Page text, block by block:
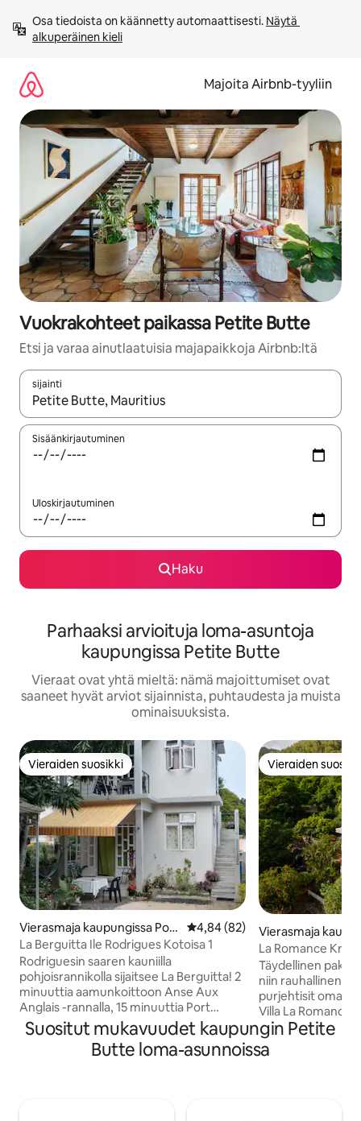
sisältö
väliin
Osa tiedoista on käännetty automaattisesti. Näytä
alkuperäinen kieli
Majoita Airbnb-tyyliin
Vuokrakohteet paikassa Petite Butte
Etsi ja varaa ainutlaatuisia majapaikkoja Airbnb:ltä
sijainti
Kun tulokset ovat saatavilla, navigoi ylös- ja alas-
Sisäänkirjautuminen
Uloskirjautuminen
Haku
Parhaaksi arvioituja loma-asuntoja
kaupungissa Petite Butte
Vieraat ovat yhtä mieltä: nämä majoittumiset ovat
saaneet hyvät arviot sijainnista, puhtaudesta ja muista
ominaisuuksista.
Vieraiden suosikki
Vieraiden suosikki
Vierasmaja kaupungissa Port
Mathurin,Anse Aux Anglais
Keskimääräinen arvio 4,84/5,
4,84 (82)
La Berguitta Ile Rodrigues Kotoisa 1
Rodriguesin saaren kauniilla
pohjoisrannikolla sijaitsee La Berguitta! 2
minuuttia aamunkoittoon Anse Aux
Anglais -rannalla, 15 minuuttia Port
Mathurinin keskusmarkkinoille ja
keskusbusasemalle. Se sijaitsee
ystävällisessä ja kodikkaassa
Vieraiden
Vieraiden
Vierasmaja
ocos
La Romance
huoneisto)
Täydellinen
niin rauhallinen,
purjehtisit omalla
Villa La Romance
tyylikkäästi
loma-asunto,
Riviere Cocon
Suositut mukavuudet kaupungin Petite
Butte loma-asunnoissa